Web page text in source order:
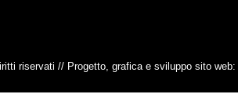
riservati // Progetto, grafica e sviluppo sito web: